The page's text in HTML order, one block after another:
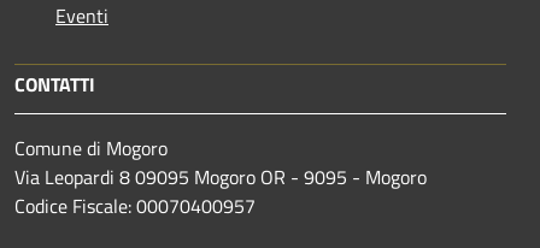
Eventi
CONTATTI
Comune di Mogoro
Via Leopardi 8 09095 Mogoro OR - 9095 - Mogoro
Codice Fiscale: 00070400957